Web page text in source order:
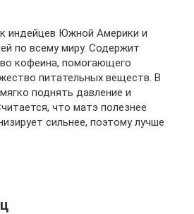
индейцев Южной Америки и
по всему миру. Содержит
кофеина, помогающего
питательных веществ. В
поднять давление и
что матэ полезнее
сильнее, поэтому лучше